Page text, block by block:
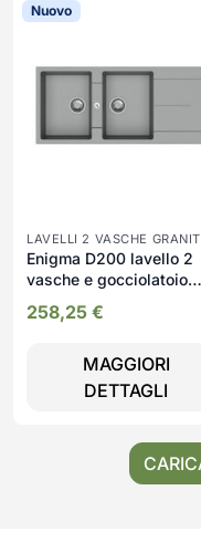
Nuovo
LAVELLI 2 VASCHE
Enigma D200 lavello 2
vasche e gocciolatoio
258,25 €
MAGGIORI
DETTAGLI